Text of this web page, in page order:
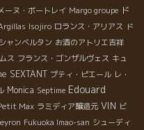
ーヌ・ボートレイ Margo groupe ド
Isojiro ロランス・アリアス ド
ャンベルタン お酒のアトリエ吉祥
ス フランス・ゴンザルヴェス キュ
SEXTANT プティ・ピエール レ・
Monica Septime Edouard
Max ラミディア醸造元 VIN ビ
Fukuoka Imao-san シューディ